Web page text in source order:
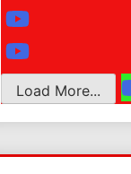
Load More...